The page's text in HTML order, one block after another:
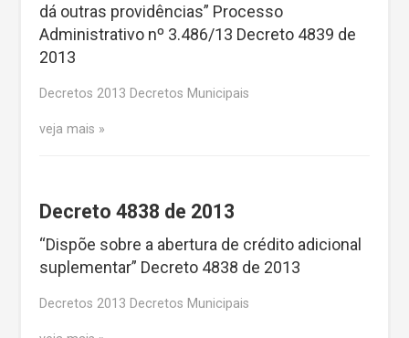
dá outras providências” Processo
Administrativo nº 3.486/13 Decreto 4839 de
2013
Decretos 2013 Decretos Municipais
veja mais
Decreto 4838 de 2013
“Dispõe sobre a abertura de crédito adicional
suplementar” Decreto 4838 de 2013
Decretos 2013 Decretos Municipais